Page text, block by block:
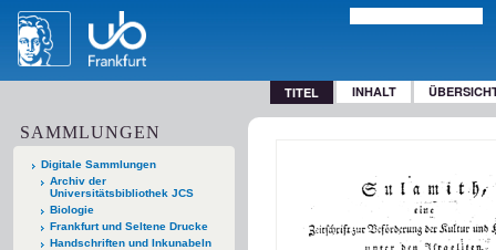
TITEL INHALT
SAMMLUNGEN
Digitale Sammlungen
Archiv der
Universitätsbibliothek JCS
Biologie
Frankfurt und Seltene Drucke
Handschriften und Inkunabeln